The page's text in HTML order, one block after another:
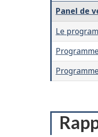
Panel de
Le